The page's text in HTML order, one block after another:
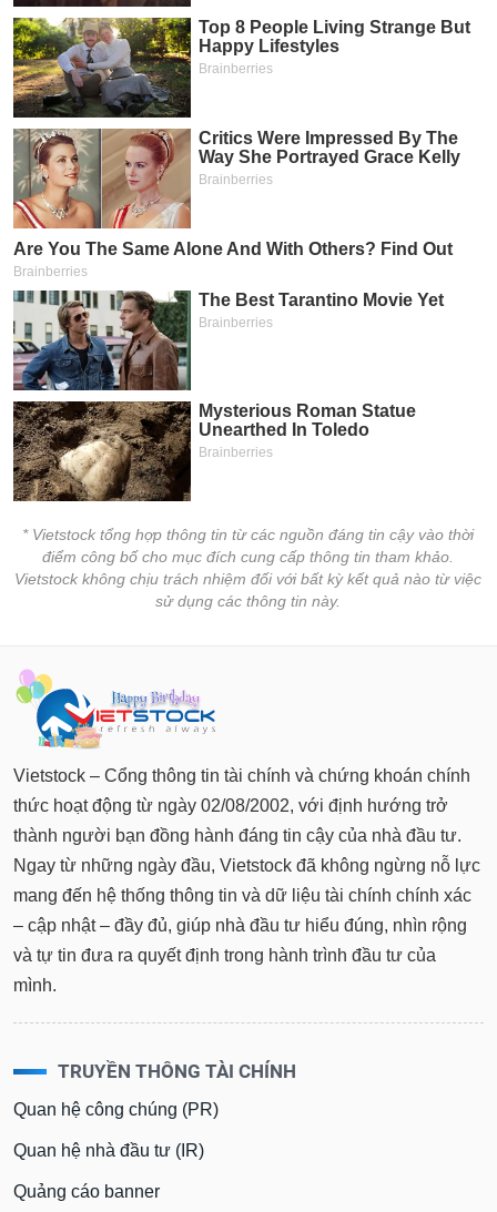
* Vietstock tổng hợp thông tin từ các nguồn đáng tin cậy vào thời
điểm công bố cho mục đích cung cấp thông tin tham khảo.
Vietstock không chịu trách nhiệm đối với bất kỳ kết quả nào từ việc
sử dụng các thông tin này.
Vietstock – Cổng thông tin tài chính và chứng khoán chính
thức hoạt động từ ngày 02/08/2002, với định hướng trở
thành người bạn đồng hành đáng tin cậy của nhà đầu tư.
Ngay từ những ngày đầu, Vietstock đã không ngừng nỗ lực
mang đến hệ thống thông tin và dữ liệu tài chính chính xác
– cập nhật – đầy đủ, giúp nhà đầu tư hiểu đúng, nhìn rộng
và tự tin đưa ra quyết định trong hành trình đầu tư của
mình.
TRUYỀN THÔNG TÀI CHÍNH
Quan hệ công chúng (PR)
Quan hệ nhà đầu tư (IR)
Quảng cáo banner